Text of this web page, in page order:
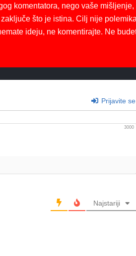
komentatora, nego vaše mišljenje,
što je istina. Cilj nije
ideju, ne komentirajte. Ne
Prijavite se
3000
Najstariji